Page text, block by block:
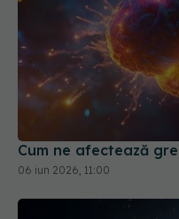
Cum ne afectează
06 iun 2026, 11:00